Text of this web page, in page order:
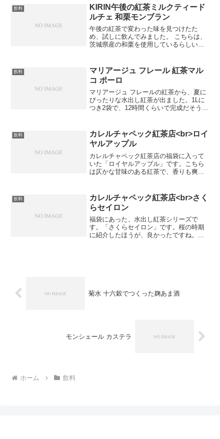
￥1,800】森井ファームさんのネーミング
は、とても素...
飲料
KIRIN午後の紅茶ミルクティード
ルチェ 和栗モンブラン
午後の紅茶で変わった味を見つけたた
め、試しに飲んでみました。 こちらは、
茨城県産の和栗を使用しているらしいで
す。 期間限定は当たりはずれがはっきり
分かれますね。
飲料
マリアージュ フレール 紅茶マル
コ ポーロ
マリアージュ フレールの紅茶から、夏に
ぴったりな水出し紅茶が出ました。1Lに
つき2袋で、12時間くらいで完成だそうで
作っています。寝る前に水と紅茶を入れ
ると、起き...
飲料
カレルチャペック紅茶店<br>ロイ
ヤルアップル
カレルチャペック紅茶店の福袋に入って
いた「ロイヤルアップル」です。こちら
は仄かな甘味のある紅茶で、香りも爽や
気ブログランキングへ
飲料
カレルチャペック紅茶店<br>さく
らセイロン
福袋にあった、水出し紅茶シリーズで
す。「さくらセイロン」です。桜の時期
に紹介したほうが、良かったですね。少
菊水 十六穀でつくった麹あま酒
モンシェール カステラ
ホーム 飲料